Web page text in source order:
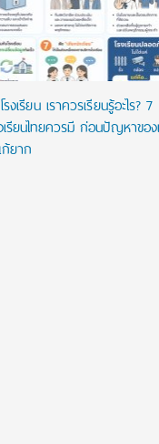
งเรียน เราควรเรียนรู้อะไร? 7
เรียนไทยควรมี ก่อนปัญหาขอ
ยาก